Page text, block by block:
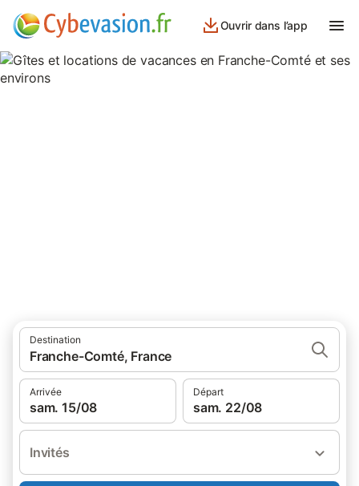
Ouvrir dans l’app
Destination
Franche-Comté, France
Arrivée
sam. 15/08
Départ
sam. 22/08
Invités